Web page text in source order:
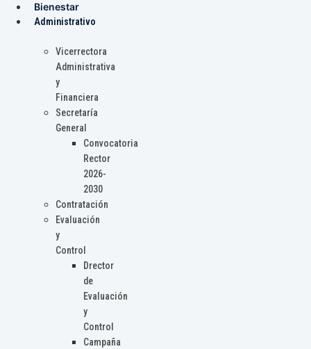
Bienestar
Administrativo
Vicerrectora
Administrativa
y
Financiera
Secretaría
General
Convocatoria
Rector
2026-
2030
Contratación
Evaluación
y
Control
Drector
de
Evaluación
y
Control
Campaña